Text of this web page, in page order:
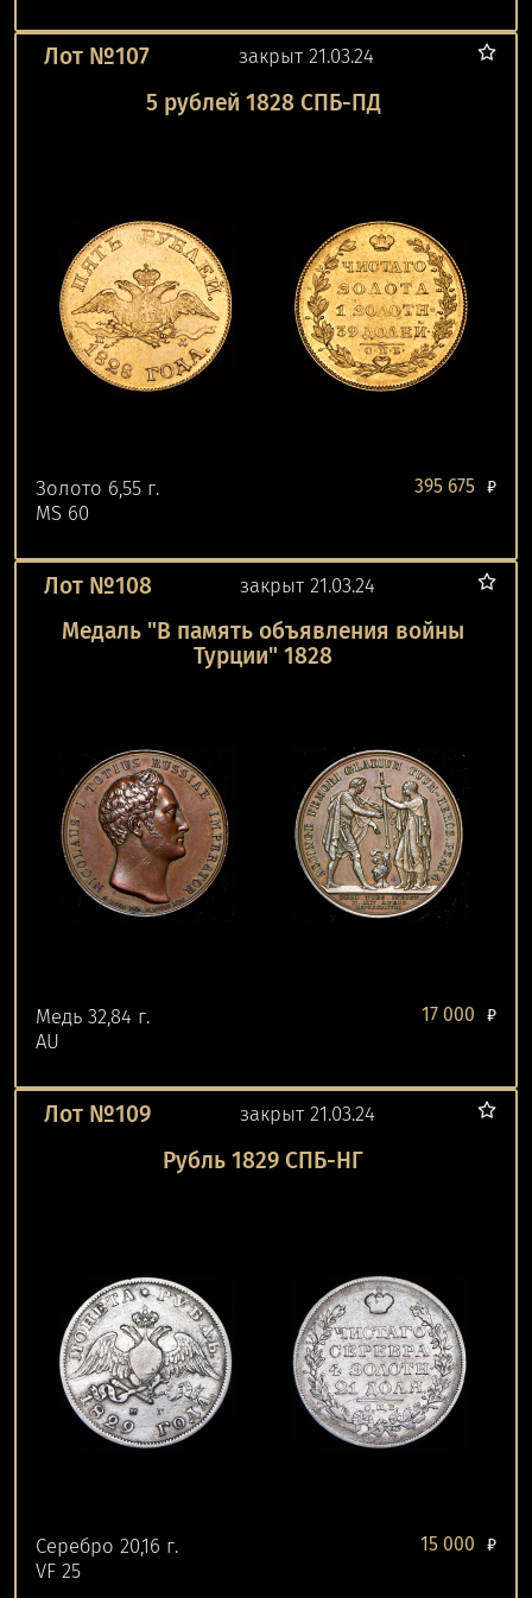
Лот №107 закрыт 21.03.24
5 рублей 1828 СПБ-ПД
Золото 6,55 г.
MS 60
395 675 ₽
Лот №108 закрыт 21.03.24
Медаль "В память объявления войны
Турции" 1828
Медь 32,84 г.
AU
17 000 ₽
Лот №109 закрыт 21.03.24
Рубль 1829 СПБ-НГ
Серебро 20,16 г.
VF 25
15 000 ₽